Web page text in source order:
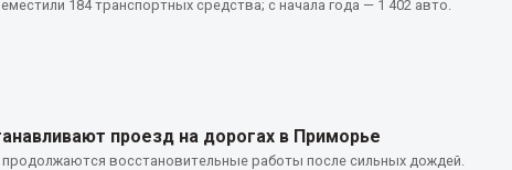
184 транспортных средства; с начала года — 1 402 авто.
проезд на дорогах в Приморье
восстановительные работы после сильных дождей.